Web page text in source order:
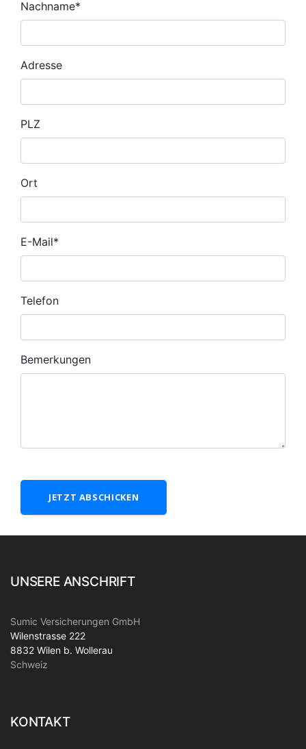
Nachname*
Adresse
PLZ
Ort
E-Mail*
Telefon
Bemerkungen
JETZT ABSCHICKEN
UNSERE ANSCHRIFT
Sumic Versicherungen GmbH
Wilenstrasse 222
8832 Wilen b. Wollerau
Schweiz
KONTAKT